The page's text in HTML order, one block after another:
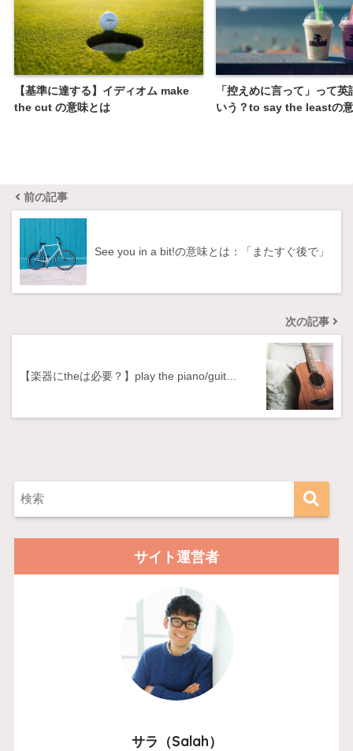
【基準に達する】イディオム make
the cut の意味とは
「控えめに言って」って
いう？to say the leastの
前の記事
See you in a bit!の意味とは：「またすぐ後で」
次の記事
【楽器にtheは必要？】play the piano/guit…
サイト運営者
サラ（Salah）